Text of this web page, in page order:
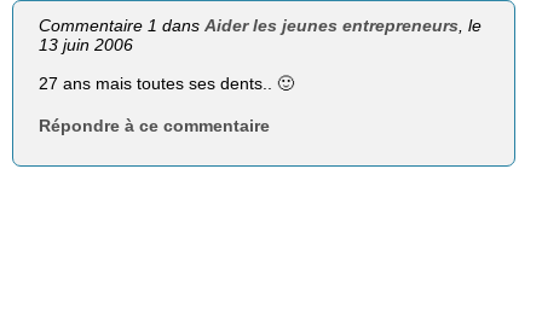
Commentaire 1 dansAider les jeunes entrepreneurs , le
13 juin 2006
27 ans mais toutes ses dents.. 🙂
Répondre à ce commentaire